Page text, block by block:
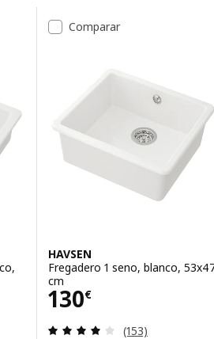
5 estrellas. Total opiniones:
Comparar
HAVSEN
Fregadero 1 seno, blanco,
cm
130€
Precio 130€
Revisa: 4.1 de
(153)